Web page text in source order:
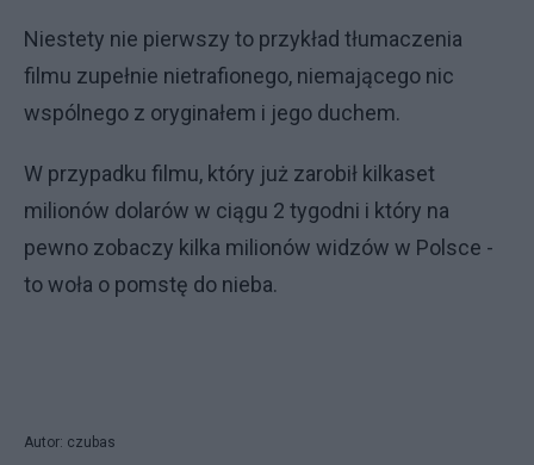
Niestety nie pierwszy to przykład tłumaczenia
filmu zupełnie nietrafionego, niemającego nic
wspólnego z oryginałem i jego duchem.
W przypadku filmu, który już zarobił kilkaset
milionów dolarów w ciągu 2 tygodni i który na
pewno zobaczy kilka milionów widzów w Polsce -
to woła o pomstę do nieba.
Autor: czubas